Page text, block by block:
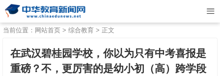
当前位置： 网站首页 > 综合教育 > 正文
在武汉碧桂园学校，你以为只有中考喜报是
重磅？不，更厉害的是幼小初（高）跨学段